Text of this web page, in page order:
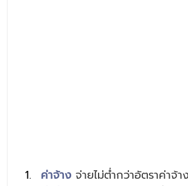
ค่าจ้าง จ่ายไม่ต่ำกว่าอัตราค่าจ้